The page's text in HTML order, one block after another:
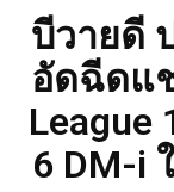
บีวายดี
อัดฉีดแช
League
6 DM-i